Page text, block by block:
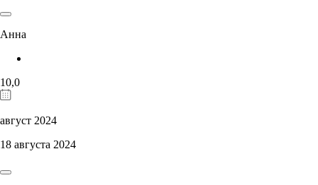
Анна
10,0
август 2024
18 августа 2024